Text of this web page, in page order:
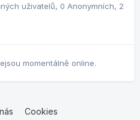
uživatelů, 0 Anonymních, 2
momentálně online.
Cookies